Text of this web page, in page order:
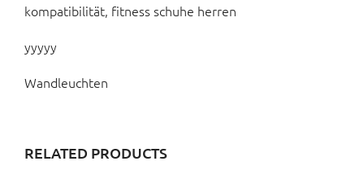
kompatibilität, fitness schuhe herren
yyyyy
Wandleuchten
RELATED PRODUCTS